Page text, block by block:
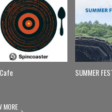
SUMMER
MORE